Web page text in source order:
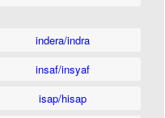
indera/indra
insaf/insyaf
isap/hisap